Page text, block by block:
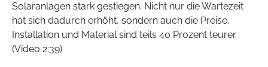
Solaranlagen stark gestiegen. Nicht nur die Wartezeit
hat sich dadurch erhöht, sondern auch die Preise.
Installation und Material sind teils 40 Prozent teurer.
(Video 2:39)